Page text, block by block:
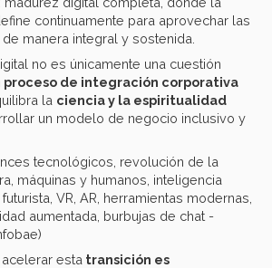
continuamente para aprovechar las
manera integral y sostenida.
no es únicamente una cuestión
proceso de integración corporativa
la ciencia y la espiritualidad
un modelo de negocio inclusivo y
tecnológicos, revolución de la
máquinas y humanos, inteligencia
VR, AR, herramientas modernas,
aumentada, burbujas de chat -
esta transición es